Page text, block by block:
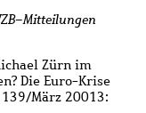
Mitteilungen
Zürn im
Die Euro-Krise
139/März 20013: